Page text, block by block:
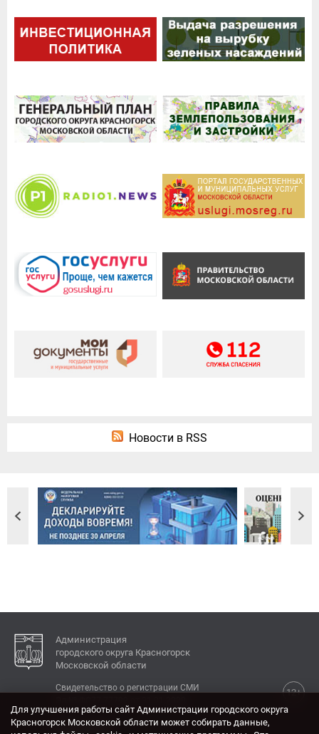
Новости в RSS
Администрация
городского округа Красногорск
Московской области
12+
Свидетельство о регистрации СМИ
КОНТАКТЫ
Для улучшения работы сайт Администрации городского округа
Красногорск Московской области может собирать данные,